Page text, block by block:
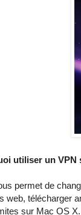
utiliser un VPN
permet de
web, télécharger
sur Mac OS X.